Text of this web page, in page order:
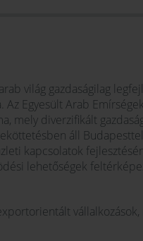
világ gazdaságilag
Az Egyesült Arab
mely diverzifikált
áll
kapcsolatok
lehetőségek